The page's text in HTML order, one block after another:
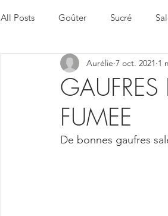
All Posts Goûter Sucré
Halloween Menu de la
GAUFRES
FUMEE
Aurélie 7 oct. 2021 1
De bonnes gaufres